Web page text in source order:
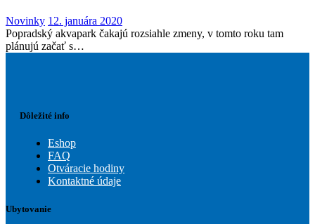
Novinky 12. januára 2020
Popradský akvapark čakajú rozsiahle zmeny, v tomto roku tam
plánujú začať s…
Dôležité info
Eshop
FAQ
Otváracie hodiny
Kontaktné údaje
Ubytovanie